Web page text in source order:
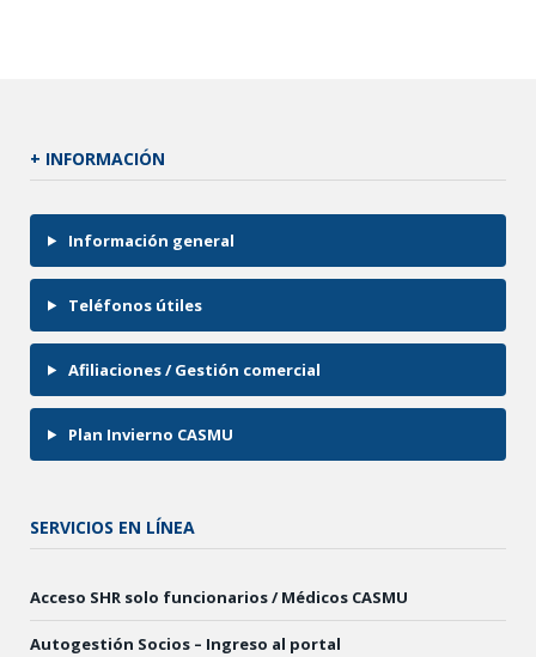
+ INFORMACIÓN
Información general
Teléfonos útiles
Afiliaciones / Gestión comercial
Plan Invierno CASMU
SERVICIOS EN LÍNEA
Acceso SHR solo funcionarios / Médicos CASMU
Autogestión Socios – Ingreso al portal